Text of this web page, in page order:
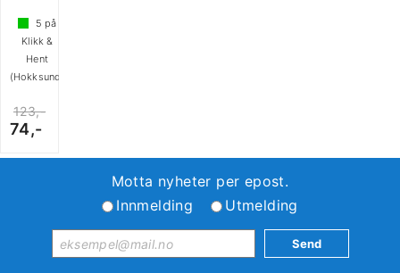
5 på
Klikk &
Hent
(Hokksund)
123,-
74,-
Motta nyheter per epost.
Innmelding
Utmelding